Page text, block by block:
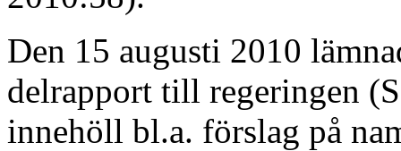
Den 15 augusti 2010
delrapport till regeringen
innehöll bl.a. förslag på